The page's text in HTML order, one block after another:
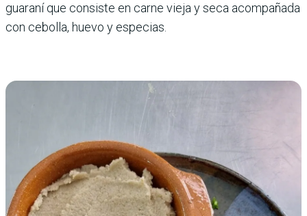
guaraní que consiste en carne vieja y seca acompañada
con cebolla, huevo y especias.